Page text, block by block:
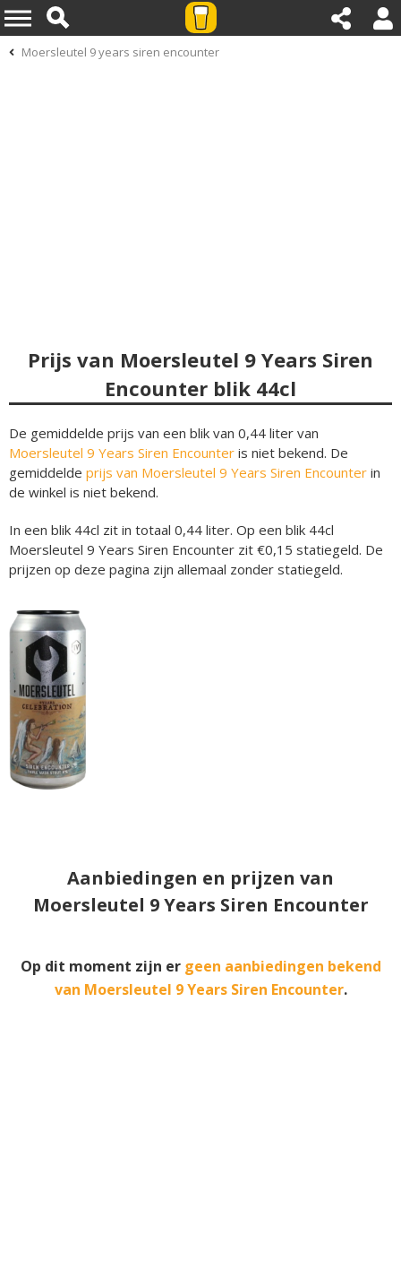
Moersleutel 9 years siren encounter
Prijs van Moersleutel 9 Years Siren
Encounter blik 44cl
De gemiddelde prijs van een blik van 0,44 liter van
Moersleutel 9 Years Siren Encounter is niet bekend. De
gemiddelde prijs van Moersleutel 9 Years Siren Encounter in
de winkel is niet bekend.
In een blik 44cl zit in totaal 0,44 liter. Op een blik 44cl
Moersleutel 9 Years Siren Encounter zit €0,15 statiegeld. De
prijzen op deze pagina zijn allemaal zonder statiegeld.
Aanbiedingen en prijzen van
Moersleutel 9 Years Siren Encounter
Op dit moment zijn er geen aanbiedingen bekend
van Moersleutel 9 Years Siren Encounter.